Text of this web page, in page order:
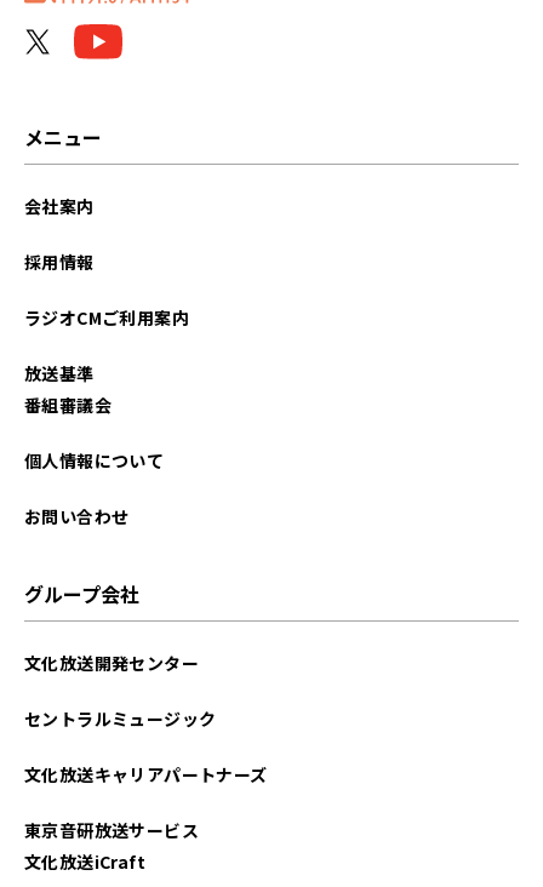
2025年07月
2025年04月
メニュー
会社案内
採用情報
ラジオCMご利用案内
放送基準
番組審議会
個人情報について
お問い合わせ
グループ会社
文化放送開発センター
セントラルミュージック
文化放送キャリアパートナーズ
東京音研放送サービス
文化放送iCraft